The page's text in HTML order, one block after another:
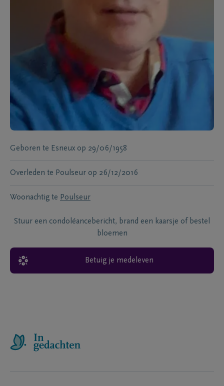
Geboren te Esneux op 29/06/1958
Overleden te Poulseur op 26/12/2016
Woonachtig te Poulseur
Stuur een condoléancebericht, brand een kaarsje of bestel
bloemen
Betuig je medeleven